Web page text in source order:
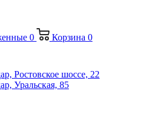
0 Корзина 0
Ростовское шоссе, 22
Уральская, 85